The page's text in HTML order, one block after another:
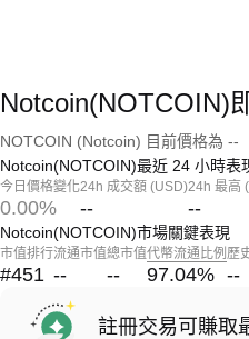
Notcoin(NOTCOIN)
NOTCOIN (Notcoin) 目前價格為 --
Notcoin(NOTCOIN)最近 24 小時表
今日價格變化
0.00%
24h 成交額 (USD)
--
24h 最高
--
Notcoin(NOTCOIN)市場關鍵表現
市值排行
#451
流通市值
--
總市值
--
代幣流通比例
97.04%
歷
--
註冊交易可賺取